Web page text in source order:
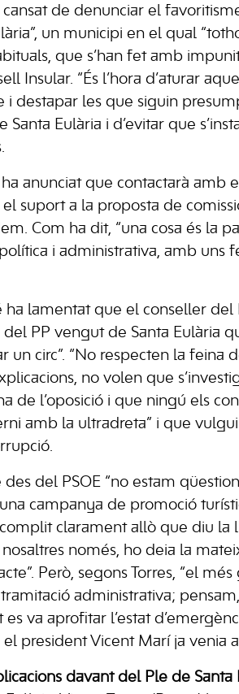
cansat de denunciar el
un municipi en el qual
que s’han fet amb
Insular. “És l’hora d’aturar
destapar les que siguin
Santa Eulària i d’evitar que
anunciat que contactarà amb
suport a la proposta de
Com ha dit, “una cosa és la
i administrativa, amb uns
lamentat que el conseller del
PP vengut de Santa Eulària
circ”. “No respecten la feina
no volen que
de l’oposició i que ningú els
amb la ultradreta” i que vulgui
del PSOE “no estam
campanya de promoció
clarament allò que diu
nosaltres només, ho deia la
Però, segons Torres, “el
administrativa;
va aprofitar l’estat
president Vicent Marí ja venia
davant del Ple de Santa